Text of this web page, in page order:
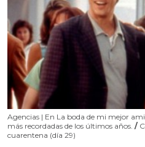
Agencias | En La boda de mi mejor
más recordadas de los últimos años. /
cuarentena (día 29)